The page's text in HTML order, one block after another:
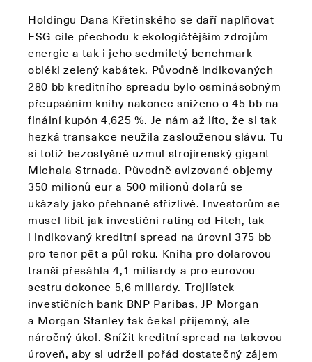
Holdingu Dana Křetinského se daří naplňovat
ESG cíle přechodu k ekologičtějším zdrojům
energie a tak i jeho sedmiletý benchmark
oblékl zelený kabátek. Původně indikovaných
280 bb kreditního spreadu bylo osminásobným
přeupsáním knihy nakonec sníženo o 45 bb na
finální kupón 4,625 %. Je nám až líto, že si tak
hezká transakce neužila zaslouženou slávu. Tu
si totiž bezostyšně uzmul strojírenský gigant
Michala Strnada. Původně avizované objemy
350 milionů eur a 500 milionů dolarů se
ukázaly jako přehnaně střízlivé. Investorům se
musel líbit jak investiční rating od Fitch, tak
i indikovaný kreditní spread na úrovni 375 bb
pro tenor pět a půl roku. Kniha pro dolarovou
tranši přesáhla 4,1 miliardy a pro eurovou
sestru dokonce 5,6 miliardy. Trojlístek
investičních bank BNP Paribas, JP Morgan
a Morgan Stanley tak čekal příjemný, ale
náročný úkol. Snížit kreditní spread na takovou
úroveň, aby si udrželi pořád dostatečný zájem